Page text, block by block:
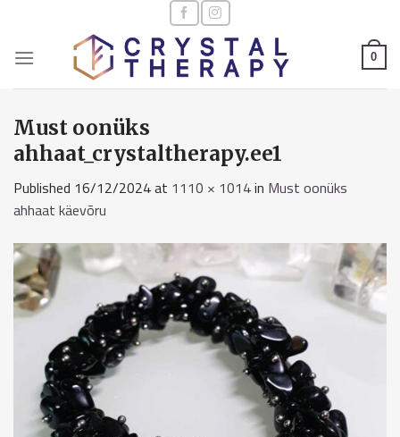
content
0
Must oonüks
ahhaat_crystaltherapy.ee1
Published 16/12/2024at 1110 × 1014in Must oonüks
ahhaat käevõru